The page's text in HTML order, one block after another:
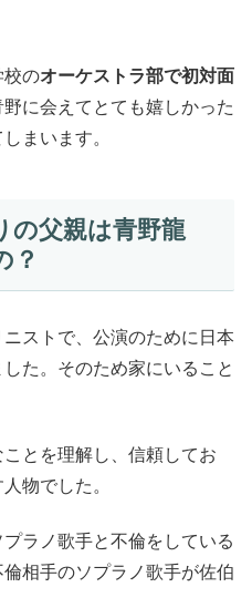
校のオーケストラ部で初対面
に会えてとても嬉しかった
まいます。
の父親は青野龍
？
ストで、公演のために日本
た。そのため家にいること
とを理解し、信頼してお
物でした。
ラノ歌手と不倫をしている
相手のソプラノ歌手が佐伯